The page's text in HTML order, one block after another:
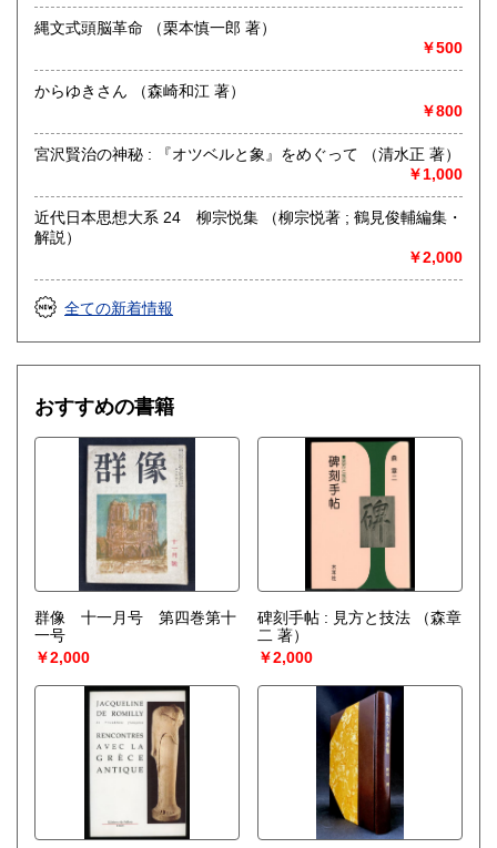
縄文式頭脳革命 （栗本慎一郎 著）
￥500
からゆきさん （森崎和江 著）
￥800
宮沢賢治の神秘 : 『オツベルと象』をめぐって （清水正 著）
￥1,000
近代日本思想大系 24 柳宗悦集 （柳宗悦著 ; 鶴見俊輔編集・
解説）
￥2,000
全ての新着情報
おすすめの書籍
群像 十一月号 第四巻第十
一号
￥2,000
碑刻手帖 : 見方と技法
（森章
二 著）
￥2,000